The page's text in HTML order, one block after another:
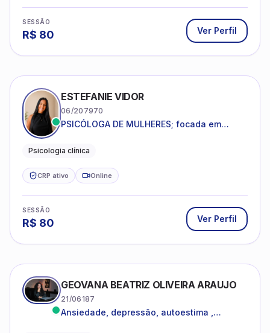
SESSÃO
R$ 80 Ver Perfil
ESTEFANIE VIDOR
06/207970
PSICÓLOGA DE MULHERES; focada em
dentro da sua realidade.
Psicologia clínica
CRP ativo Online
SESSÃO
R$ 80 Ver Perfil
GEOVANA BEATRIZ OLIVEIRA ARAUJO
21/06187
Ansiedade, depressão, autoestima ,